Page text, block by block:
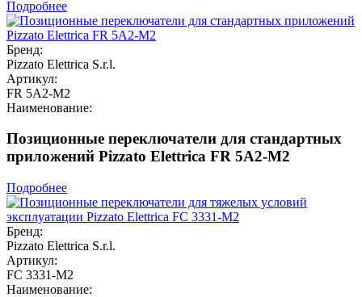
Подробнее
Бренд:
Pizzato Elettrica S.r.l.
Артикул:
FR 5A2-M2
Наименование:
Позиционные переключатели для стандартных
приложений Pizzato Elettrica FR 5A2-M2
Подробнее
Бренд:
Pizzato Elettrica S.r.l.
Артикул:
FC 3331-M2
Наименование: